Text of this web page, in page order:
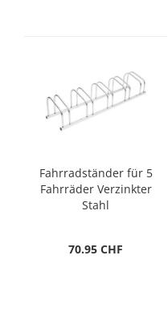
Fahrradständer für 5
Fahrräder Verzinkter
Stahl
70.95 CHF